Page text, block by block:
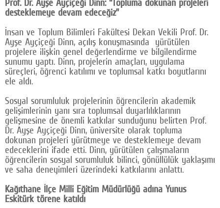
desteklemeye devam edeceğiz”
İnsan ve Toplum Bilimleri Fakültesi Dekan Vekili Prof. Dr.
Ayşe Ayçiçeği Dinn, açılış konuşmasında yürütülen
projelere ilişkin genel değerlendirme ve bilgilendirme
sunumu yaptı. Dinn, projelerin amaçları, uygulama
süreçleri, öğrenci katılımı ve toplumsal katkı boyutlarını
ele aldı.
Sosyal sorumluluk projelerinin öğrencilerin akademik
gelişimlerinin yanı sıra toplumsal duyarlılıklarının
gelişmesine de önemli katkılar sunduğunu belirten Prof.
Dr. Ayşe Ayçiçeği Dinn, üniversite olarak topluma
dokunan projeleri yürütmeye ve desteklemeye devam
edeceklerini ifade etti. Dinn, yürütülen çalışmaların
öğrencilerin sosyal sorumluluk bilinci, gönüllülük yaklaşımı
ve saha deneyimleri üzerindeki katkılarını anlattı.
Kağıthane İlçe Milli Eğitim Müdürlüğü adına Yunus
Eskitürk törene katıldı